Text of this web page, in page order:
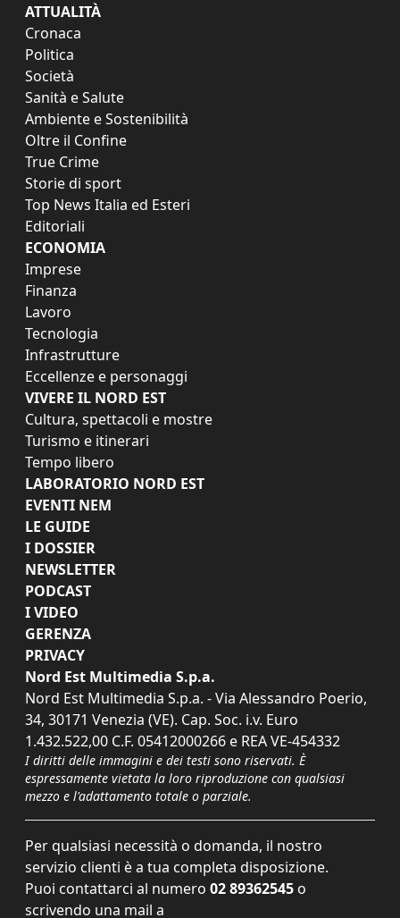
ATTUALITÀ
Cronaca
Politica
Società
Sanità e Salute
Ambiente e Sostenibilità
Oltre il Confine
True Crime
Storie di sport
Top News Italia ed Esteri
Editoriali
ECONOMIA
Imprese
Finanza
Lavoro
Tecnologia
Infrastrutture
Eccellenze e personaggi
VIVERE IL NORD EST
Cultura, spettacoli e mostre
Turismo e itinerari
Tempo libero
LABORATORIO NORD EST
EVENTI NEM
LE GUIDE
I DOSSIER
NEWSLETTER
PODCAST
I VIDEO
GERENZA
PRIVACY
Nord Est Multimedia S.p.a.
Nord Est Multimedia S.p.a. - Via Alessandro Poerio,
34, 30171 Venezia (VE). Cap. Soc. i.v. Euro
1.432.522,00 C.F. 05412000266 e REA VE-454332
I diritti delle immagini e dei testi sono riservati. È
espressamente vietata la loro riproduzione con qualsiasi
mezzo e l'adattamento totale o parziale.
Per qualsiasi necessità o domanda, il nostro
servizio clienti è a tua completa disposizione.
Puoi contattarci al numero 02 89362545 o
scrivendo una mail a